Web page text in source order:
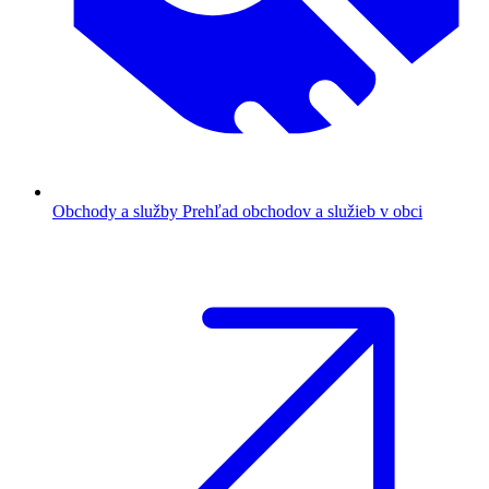
Obchody a služby Prehľad obchodov a služieb v obci